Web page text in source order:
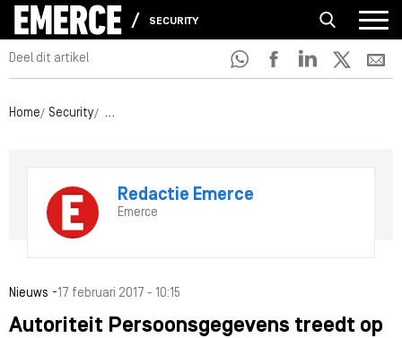
SECURITY
Deel dit artikel
Home Security Autoriteit Persoonsgegevens treedt op tegen
Redactie Emerce
Emerce
Nieuws -17 februari 2017 - 10:15
Autoriteit Persoonsgegevens treedt op